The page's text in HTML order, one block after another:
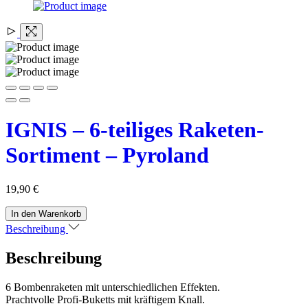
IGNIS – 6-teiliges Raketen-
Sortiment – Pyroland
19,90 €
IGNIS
-
6-
Raketen-
-
Pyroland
In den Warenkorb
Beschreibung
Beschreibung
6 Bombenraketen mit unterschiedlichen Effekten.
Prachtvolle Profi-Buketts mit kräftigem Knall.